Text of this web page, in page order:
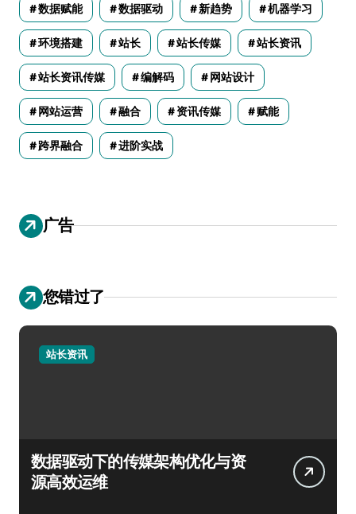
数据赋能 数据驱动 新趋势 机器学习
环境搭建 站长 站长传媒 站长资讯
站长资讯传媒 编解码 网站设计
网站运营 融合 资讯传媒 赋能
跨界融合 进阶实战
广告
您错过了
站长资讯
数据驱动下的传媒架构优化与资
源高效运维